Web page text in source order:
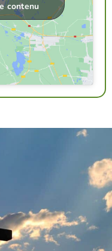
contenu